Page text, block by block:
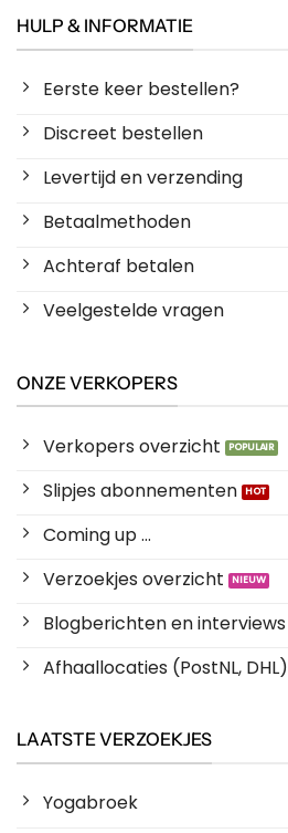
HULP & INFORMATIE
Eerste keer bestellen?
Discreet bestellen
Levertijd en verzending
Betaalmethoden
Achteraf betalen
Veelgestelde vragen
ONZE VERKOPERS
Verkopers overzicht
Slipjes abonnementen
Coming up ...
Verzoekjes overzicht
Blogberichten en interviews
Afhaallocaties (PostNL, DHL)
LAATSTE VERZOEKJES
Yogabroek